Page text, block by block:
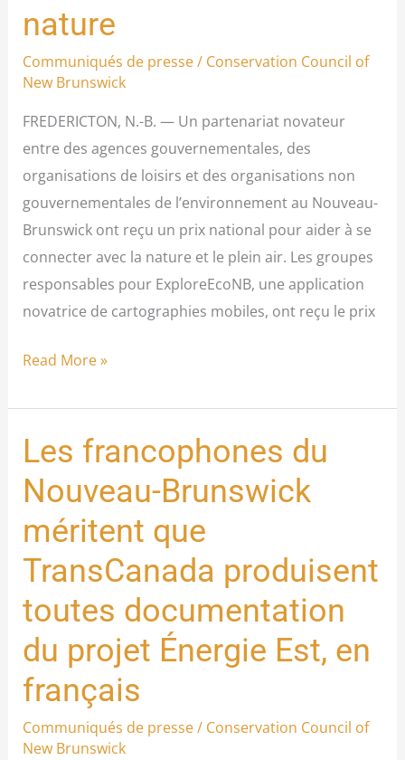
nature
Communiqués de presse/ Conservation Council of
New Brunswick
FREDERICTON, N.-B. — Un partenariat novateur
entre des agences gouvernementales, des
organisations de loisirs et des organisations non
gouvernementales de l’environnement au Nouveau-
Brunswick ont reçu un prix national pour aider à se
connecter avec la nature et le plein air. Les groupes
responsables pour ExploreEcoNB, une application
novatrice de cartographies mobiles, ont reçu le prix
reconnue
améliorer
vie
des
Canadiens
en
les
connectant
avec
la
Read More »
Les francophones du
Nouveau-Brunswick
méritent que
TransCanada produisent
toutes documentation
du projet Énergie Est, en
français
Communiqués de presse/ Conservation Council of
New Brunswick
Les
du
Nouveau-
méritent
que
TransCanada
produisent
toutes
documentation
du